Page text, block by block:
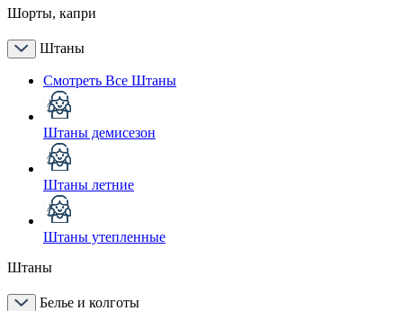
Шорты, капри
Штаны
Смотреть Все Штаны
Штаны демисезон
Штаны летние
Штаны утепленные
Штаны
Белье и колготы